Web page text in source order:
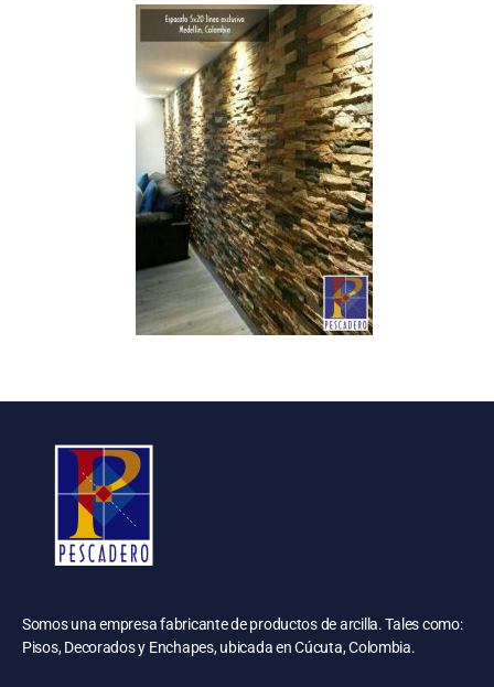
Somos una empresa fabricante de productos de arcilla. Tales como:
Pisos, Decorados y Enchapes, ubicada en Cúcuta, Colombia.